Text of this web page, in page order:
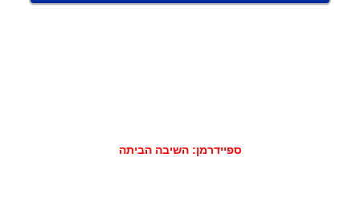
ספיידרמן: השיבה הביתה